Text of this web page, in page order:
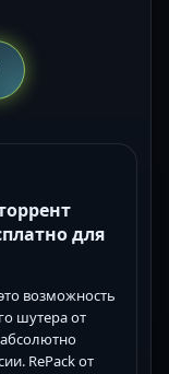
для
возможность
шутера от
RePack от